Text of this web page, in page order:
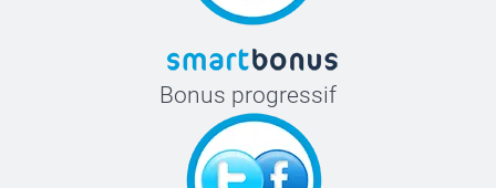
Bonus progressif